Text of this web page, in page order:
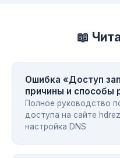
📖
Ошибка «Доступ
причины и способы
Полное руководство
доступа на сайте
настройка DNS